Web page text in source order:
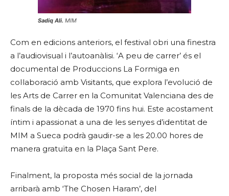
Sadiq Ali. MIM
Com en edicions anteriors, el festival obri una finestra
a l’audiovisual i l’autoanàlisi. ‘A peu de carrer’ és el
documental de Produccions La Formiga en
col·laboració amb Visitants, que explora l’evolució de
les Arts de Carrer en la Comunitat Valenciana des de
finals de la dècada de 1970 fins hui. Este acostament
íntim i apassionat a una de les senyes d’identitat de
MIM a Sueca podrà gaudir-se a les 20.00 hores de
manera gratuïta en la Plaça Sant Pere.
Finalment, la proposta més social de la jornada
arribarà amb ‘The Chosen Haram’, del